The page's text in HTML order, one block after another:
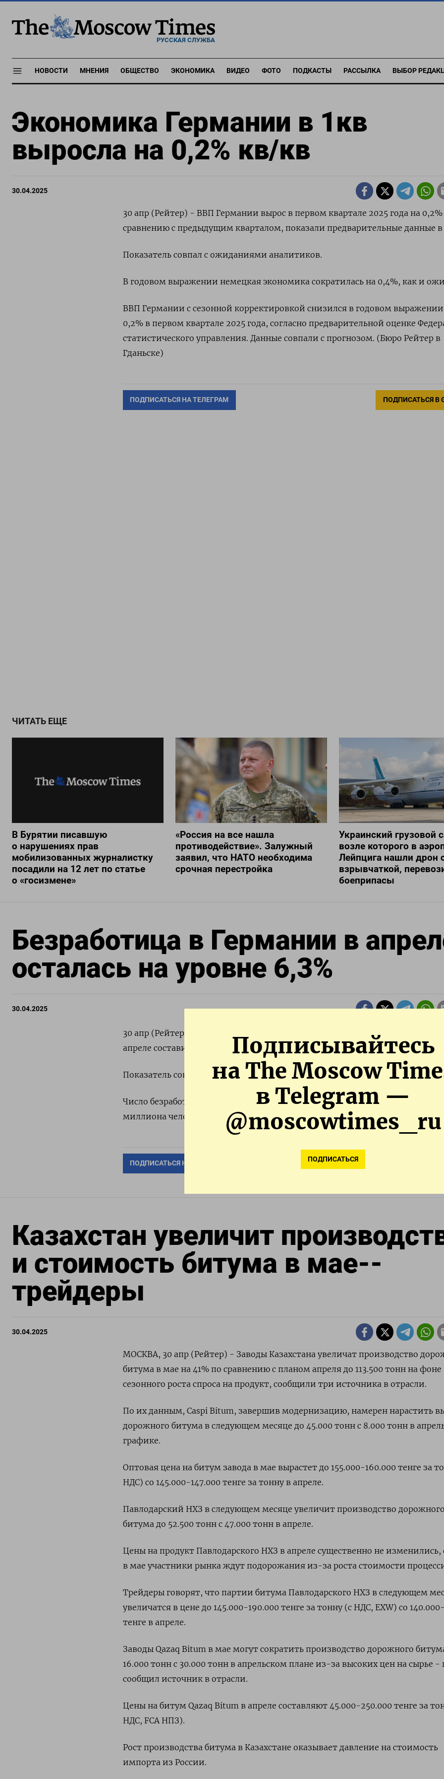
РУССКАЯ СЛУЖБА
НОВОСТИ МНЕНИЯ ОБЩЕСТВО ЭКОНОМИКА ВИДЕО ФОТО ПОДКАСТЫ РАССЫЛКА ВЫБОР
Подписывайтесь
на The Moscow
в Telegram —
@moscowtimes_ru
ПОДПИСАТЬСЯ
Экономика Германии в 1кв
выросла на 0,2% кв/кв
30.04.2025
30 апр (Рейтер) - ВВП Германии вырос в первом квартале 2025 года на 0,2%
сравнению с предыдущим кварталом, показали предварительные данные в
Показатель совпал с ожиданиями аналитиков.
В годовом выражении немецкая экономика сократилась на 0,4%, как и
ВВП Германии с сезонной корректировкой снизился в годовом
0,2% в первом квартале 2025 года, согласно предварительной оценке
статистического управления. Данные совпали с прогнозом. (Бюро Рейтер в
Гданьске)
ПОДПИСАТЬСЯ НА ТЕЛЕГРАМ ПОДПИСАТЬСЯ В
ЧИТАТЬ ЕЩЕ
В Бурятии писавшую
о нарушениях прав
мобилизованных журналистку
посадили на 12 лет по статье
о «госизмене»
«Россия на все нашла
противодействие». Залужный
заявил, что НАТО необходима
срочная перестройка
Украинский грузовой
возле которого в
Лейпцига нашли дрон
взрывчаткой,
боеприпасы
Безработица в Германии в
осталась на уровне 6,3%
30.04.2025
30 апр (Рейтер) - Уровень безработицы в Германии с поправкой на
апреле составил 6,3%, не изменившись с марта.
Показатель совпал с ожиданиями аналитиков.
Число безработных в Германии с учетом сезонных колебаний составило
миллиона человек. (Бюро Рейтер в Гданьске)
ПОДПИСАТЬСЯ НА ТЕЛЕГРАМ
Казахстан увеличит
и стоимость битума в мае--
трейдеры
30.04.2025
МОСКВА, 30 апр (Рейтер) - Заводы Казахстана увеличат производство
битума в мае на 41% по сравнению с планом апреля до 113.500 тонн на фоне
сезонного роста спроса на продукт, сообщили три источника в отрасли.
По их данным, Caspi Bitum, завершив модернизацию, намерен нарастить
дорожного битума в следующем месяце до 45.000 тонн с 8.000 тонн в
графике.
Оптовая цена на битум завода в мае вырастет до 155.000-160.000 тенге за
НДС) со 145.000-147.000 тенге за тонну в апреле.
Павлодарский НХЗ в следующем месяце увеличит производство дорожного
битума до 52.500 тонн с 47.000 тонн в апреле.
Цены на продукт Павлодарского НХЗ в апреле существенно не изменились,
в мае участники рынка ждут подорожания из-за роста стоимости
Трейдеры говорят, что партии битума Павлодарского НХЗ в следующем
увеличатся в цене до 145.000-190.000 тенге за тонну (с НДС, EXW) со
тенге в апреле.
Заводы Qazaq Bitum в мае могут сократить производство дорожного
16.000 тонн с 30.000 тонн в апрельском плане из-за высоких цен на сырье -
сообщил источник в отрасли.
Цены на битум Qazaq Bitum в апреле составляют 45.000-250.000 тенге за
НДС, FCA НПЗ).
Рост производства битума в Казахстане оказывает давление на стоимость
импорта из России.